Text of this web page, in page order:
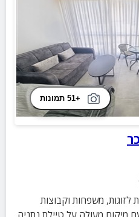
+51 תמונות
עם 6 סוויטות לזוגות, משפחות וקבוצות